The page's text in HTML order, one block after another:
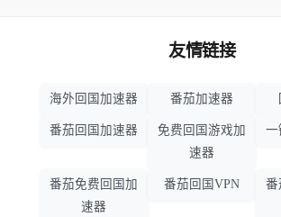
友情链接
海外回国加速器 番茄加速器
番茄回国加速器
免费回国游戏加
速器
一
番茄免费回国加
速器
番茄回国VPN
番